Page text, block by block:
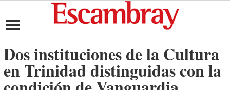
Dos instituciones de la Cultura
en Trinidad distinguidas con la